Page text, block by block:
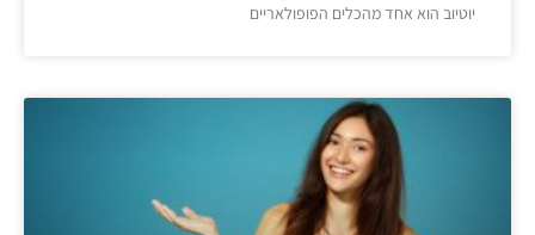
יוטיוב הוא אחד מהכלים הפופולאריים